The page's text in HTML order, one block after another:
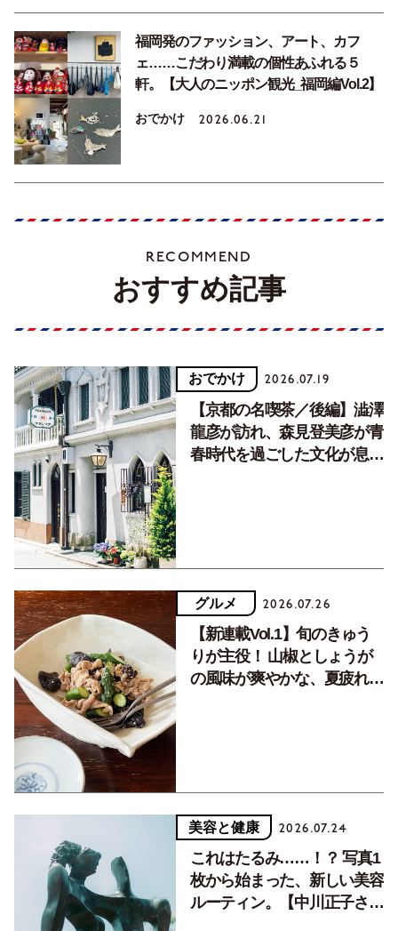
福岡発のファッション、アート、カフ
ェ……こだわり満載の個性あふれる５
軒。【大人のニッポン観光_福岡編Vol.2】
おでかけ 2026.06.21
RECOMMEND
おすすめ記事
おでかけ 2026.07.19
【京都の名喫茶／後編】澁澤
龍彦が訪れ、森見登美彦が青
春時代を過ごした文化が息づ
グルメ 2026.07.26
【新連載Vol.1】旬のきゅう
りが主役！ 山椒としょうが
の風味が爽やかな、夏疲れを
美容と健康 2026.07.24
これはたるみ……！？ 写真1
枚から始まった、新しい美容
ルーティン。【中川正子さん